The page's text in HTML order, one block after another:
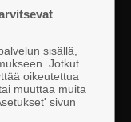
sisällä,
Jotkut
oikeutettua
muuttaa muita
sivun